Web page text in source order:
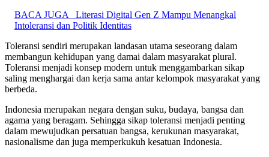
BACA JUGA
Literasi Digital Gen Z Mampu Menangkal
Intoleransi dan Politik Identitas
Toleransi sendiri merupakan landasan utama seseorang dalam
membangun kehidupan yang damai dalam masyarakat plural.
Toleransi menjadi konsep modern untuk menggambarkan sikap
saling menghargai dan kerja sama antar kelompok masyarakat yang
berbeda.
Indonesia merupakan negara dengan suku, budaya, bangsa dan
agama yang beragam. Sehingga sikap toleransi menjadi penting
dalam mewujudkan persatuan bangsa, kerukunan masyarakat,
nasionalisme dan juga memperkukuh kesatuan Indonesia.